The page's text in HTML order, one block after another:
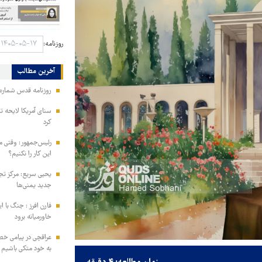
روزنامه:
آخرین مطالب
روزنامه قدس شماره
سنای آمریکا
کرد
رئیس‌جمهور: وقتی
این کار را نکنیم؟
یحیی سریع: مرکز
جدید یمنی‌ها
فارن افرز : جنگ با
خاورمیانه برود
عراقچی در پیامی
به خود متکی باشیم